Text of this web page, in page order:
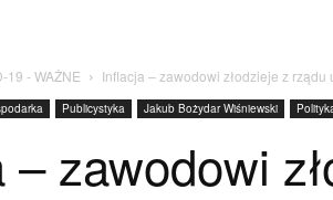
19 - WAŻNE Inflacja – zawodowi złodzieje z rządu
Publicystyka Jakub Bożydar Wiśniewski
– zawodowi